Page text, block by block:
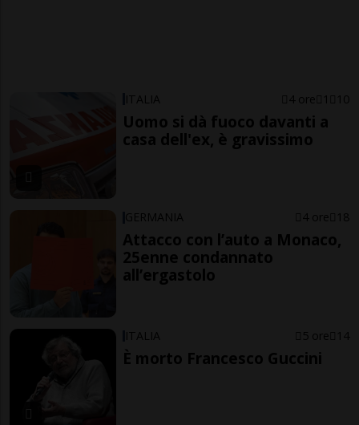
ITALIA 4 ore 1 10
Uomo si dà fuoco davanti a
casa dell'ex, è gravissimo
GERMANIA 4 ore 18
Attacco con l’auto a Monaco,
25enne condannato
all’ergastolo
ITALIA 5 ore 14
È morto Francesco Guccini